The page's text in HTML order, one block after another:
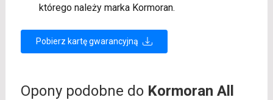
którego należy marka Kormoran.
Pobierz kartę gwarancyjną
Opony podobne do Kormoran All